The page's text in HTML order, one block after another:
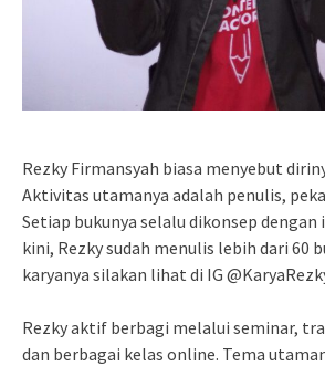
Rezky Firmansyah biasa menyebut
Aktivitas utamanya adalah penulis,
Setiap bukunya selalu dikonsep
kini, Rezky sudah menulis lebih dari 60
karyanya silakan lihat di IG
Rezky aktif berbagi melalui seminar,
dan berbagai kelas online. Tema